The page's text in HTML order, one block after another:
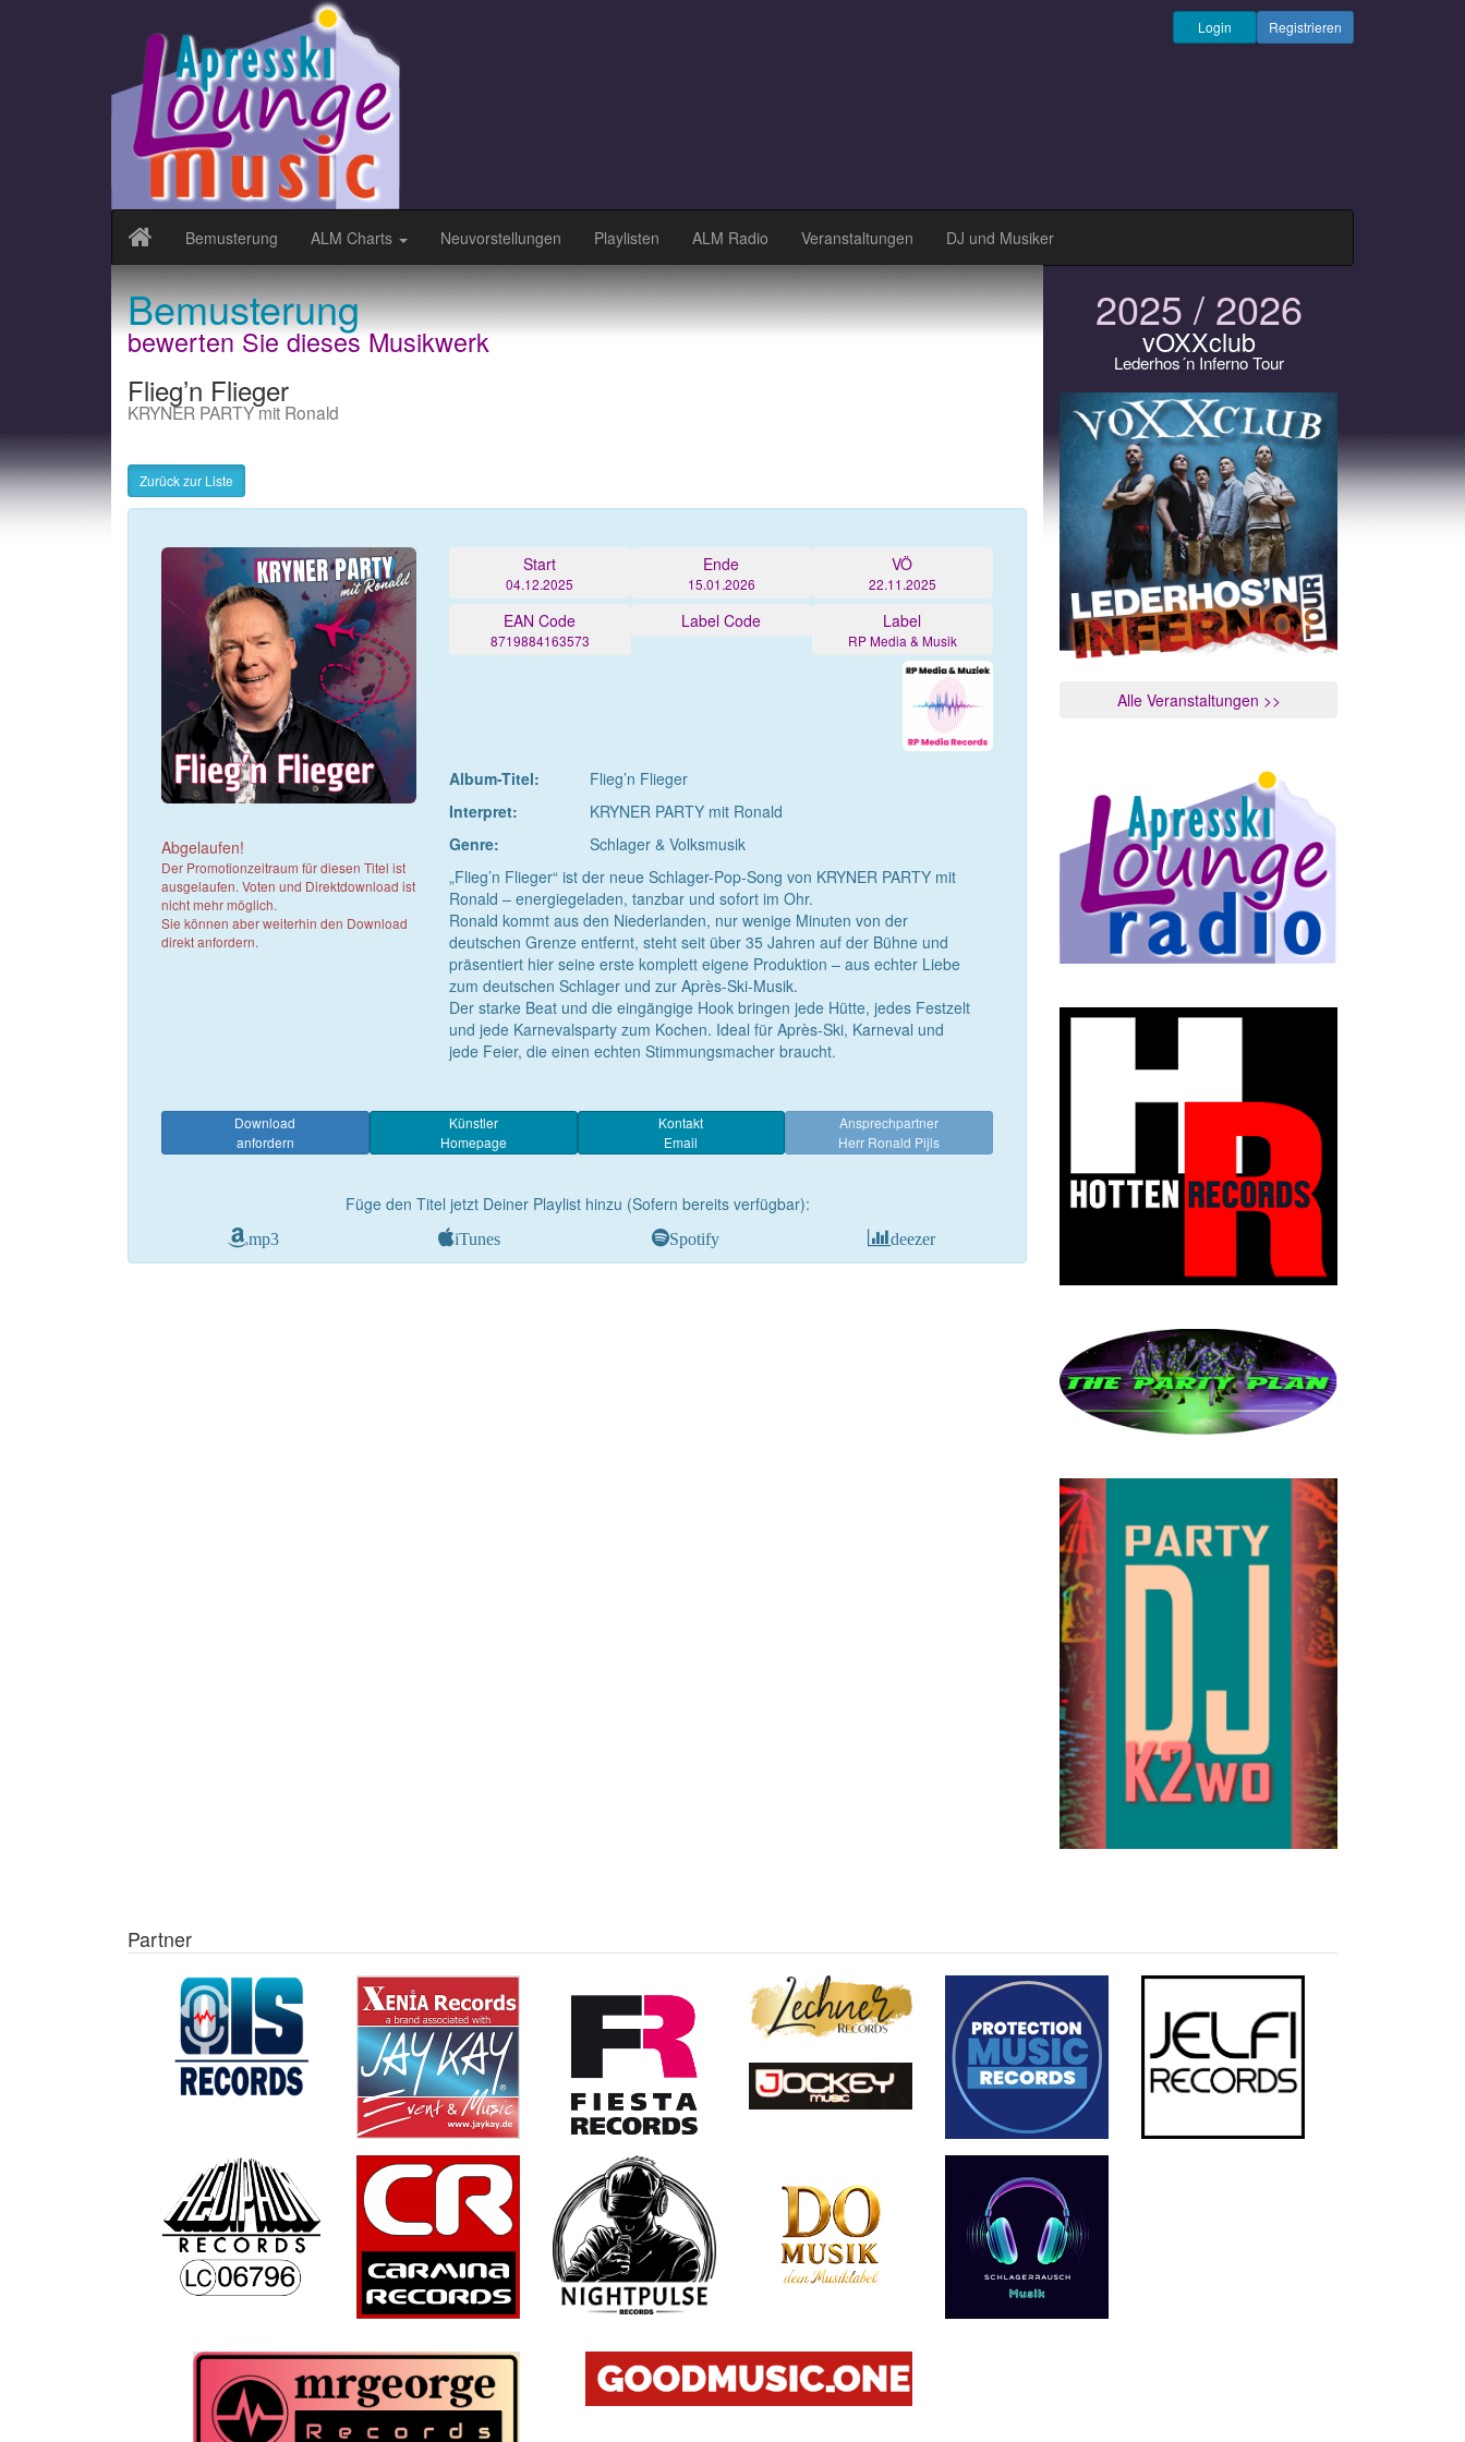
Registrieren
Login
Bemusterung ALM Charts Neuvorstellungen Playlisten ALM Radio Veranstaltungen DJ und Musiker
Bemusterung
bewerten Sie dieses Musikwerk
Flieg’n Flieger
KRYNER PARTY mit Ronald
Zurück zur Liste
Abgelaufen!
Der Promotionzeitraum für diesen Titel ist
ausgelaufen. Voten und Direktdownload ist
nicht mehr möglich.
Sie können aber weiterhin den Download
direkt anfordern.
Start
04.12.2025
Ende
15.01.2026
VÖ
22.11.2025
EAN Code
8719884163573
Label Code Label
RP Media & Musik
Album-Titel:
Flieg’n Flieger
Interpret:
KRYNER PARTY mit Ronald
Genre:
Schlager & Volksmusik
„Flieg’n Flieger“ ist der neue Schlager-Pop-Song von KRYNER PARTY mit
Ronald – energiegeladen, tanzbar und sofort im Ohr.
Ronald kommt aus den Niederlanden, nur wenige Minuten von der
deutschen Grenze entfernt, steht seit über 35 Jahren auf der Bühne und
präsentiert hier seine erste komplett eigene Produktion – aus echter Liebe
zum deutschen Schlager und zur Après-Ski-Musik.
Der starke Beat und die eingängige Hook bringen jede Hütte, jedes Festzelt
und jede Karnevalsparty zum Kochen. Ideal für Après-Ski, Karneval und
jede Feier, die einen echten Stimmungsmacher braucht.
Download
anfordern
Künstler
Homepage
Kontakt
Email
Ansprechpartner
Herr Ronald Pijls
Füge den Titel jetzt Deiner Playlist hinzu (Sofern bereits verfügbar):
mp3 iTunes Spotify deezer
2025 / 2026
vOXXclub
Lederhos´n Inferno Tour
Alle Veranstaltungen >>
Partner